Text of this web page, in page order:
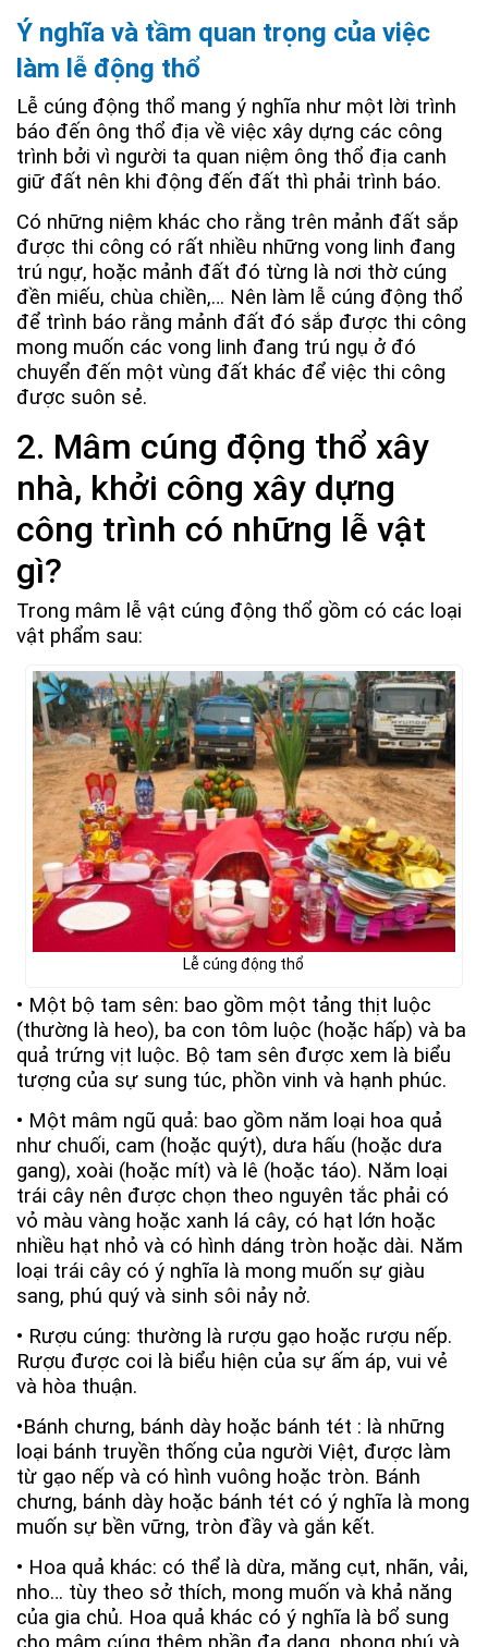
Ý nghĩa và tầm quan trọng của việc
làm lễ động thổ
Lễ cúng động thổ mang ý nghĩa như một lời trình
báo đến ông thổ địa về việc xây dựng các công
trình bởi vì người ta quan niệm ông thổ địa canh
giữ đất nên khi động đến đất thì phải trình báo.
Có những niệm khác cho rằng trên mảnh đất sắp
được thi công có rất nhiều những vong linh đang
trú ngự, hoặc mảnh đất đó từng là nơi thờ cúng
đền miếu, chùa chiền,… Nên làm lễ cúng động thổ
để trình báo rằng mảnh đất đó sắp được thi công
mong muốn các vong linh đang trú ngụ ở đó
chuyển đến một vùng đất khác để việc thi công
được suôn sẻ.
2. Mâm cúng động thổ xây
nhà, khởi công xây dựng
công trình có những lễ vật
gì?
Trong mâm lễ vật cúng động thổ gồm có các loại
vật phẩm sau:
Lễ cúng động thổ
• Một bộ tam sên: bao gồm một tảng thịt luộc
(thường là heo), ba con tôm luộc (hoặc hấp) và ba
quả trứng vịt luộc. Bộ tam sên được xem là biểu
tượng của sự sung túc, phồn vinh và hạnh phúc.
• Một mâm ngũ quả: bao gồm năm loại hoa quả
như chuối, cam (hoặc quýt), dưa hấu (hoặc dưa
gang), xoài (hoặc mít) và lê (hoặc táo). Năm loại
trái cây nên được chọn theo nguyên tắc phải có
vỏ màu vàng hoặc xanh lá cây, có hạt lớn hoặc
nhiều hạt nhỏ và có hình dáng tròn hoặc dài. Năm
loại trái cây có ý nghĩa là mong muốn sự giàu
sang, phú quý và sinh sôi nảy nở.
• Rượu cúng: thường là rượu gạo hoặc rượu nếp.
Rượu được coi là biểu hiện của sự ấm áp, vui vẻ
và hòa thuận.
•Bánh chưng, bánh dày hoặc bánh tét : là những
loại bánh truyền thống của người Việt, được làm
từ gạo nếp và có hình vuông hoặc tròn. Bánh
chưng, bánh dày hoặc bánh tét có ý nghĩa là mong
muốn sự bền vững, tròn đầy và gắn kết.
• Hoa quả khác: có thể là dừa, măng cụt, nhãn, vải,
nho… tùy theo sở thích, mong muốn và khả năng
của gia chủ. Hoa quả khác có ý nghĩa là bổ sung